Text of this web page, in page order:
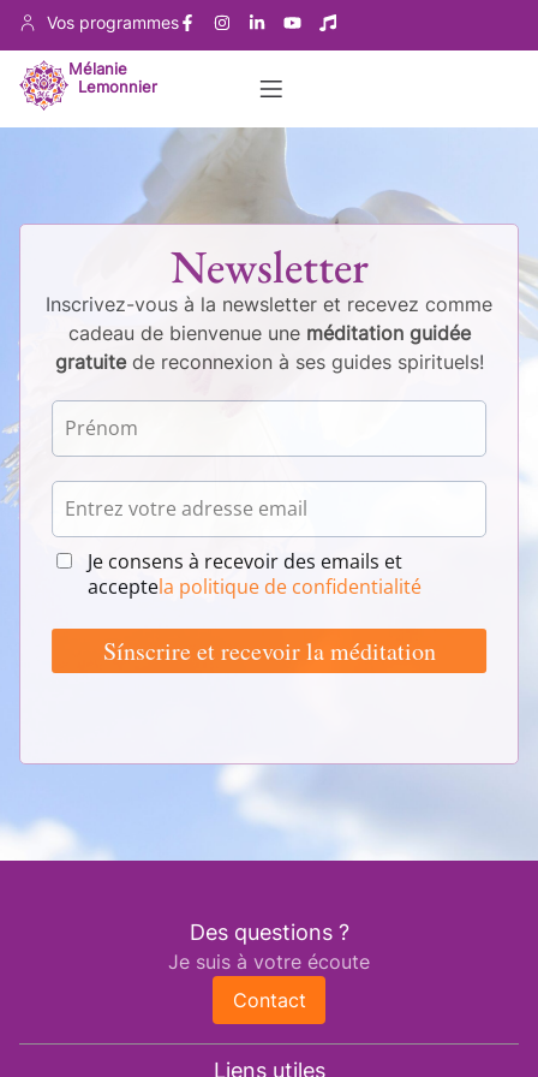
Vos programmes
Mélanie
Lemonnier
Newsletter
Inscrivez-vous à la newsletter et recevez comme
cadeau de bienvenue une méditation guidée
gratuitede reconnexion à ses guides spirituels!
Des questions ?
Je suis à votre écoute
Contact
Liens utiles